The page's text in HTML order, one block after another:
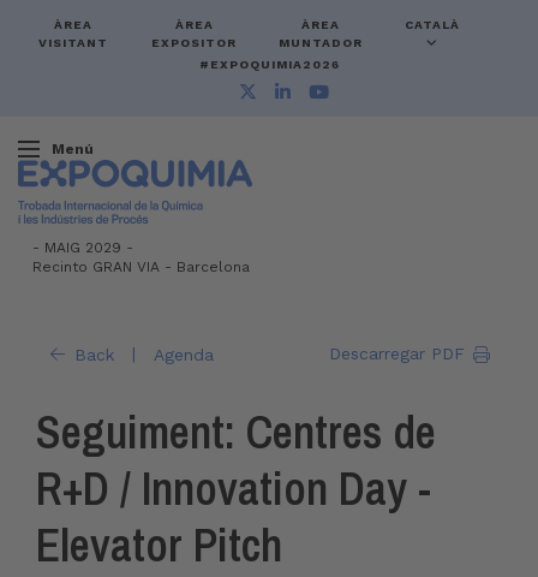
ÀREA
VISITANT
ÀREA
EXPOSITOR
ÀREA
MUNTADOR
CATALÀ
#EXPOQUIMIA2026
Menú
- MAIG 2029 -
Recinto GRAN VIA - Barcelona
Back | Agenda Descarregar PDF
Seguiment: Centres de
R+D / Innovation Day -
Elevator Pitch